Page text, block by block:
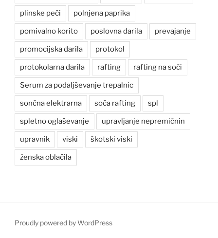
plinske peči polnjena paprika
pomivalno korito poslovna darila prevajanje
promocijska darila protokol
protokolarna darila rafting rafting na soči
Serum za podaljševanje trepalnic
sončna elektrarna soča rafting spl
spletno oglaševanje upravljanje nepremičnin
upravnik viski škotski viski
ženska oblačila
Proudly powered by WordPress